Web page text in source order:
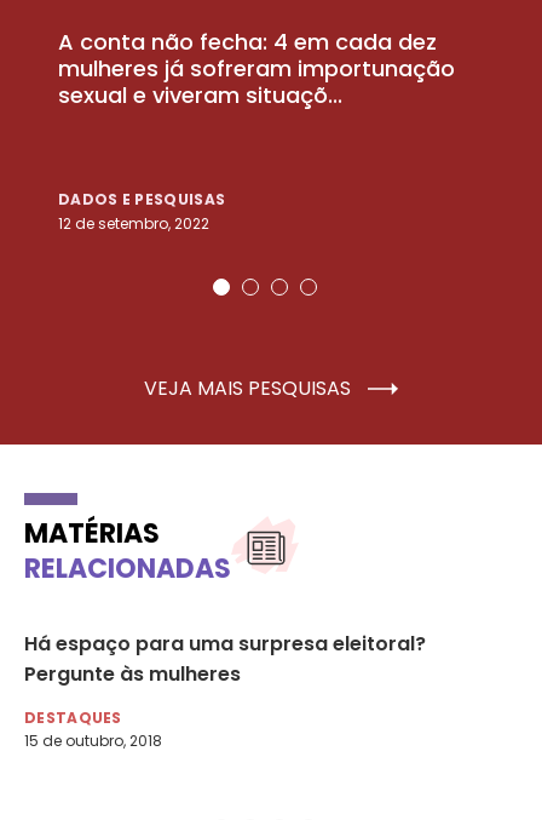
A conta não fecha: 4 em cada dez
mulheres já sofreram importunação
sexual e viveram situaçõ...
DADOS E PESQUISAS
12 de setembro, 2022
VEJA MAIS PESQUISAS
MATÉRIAS
RELACIONADAS
Há espaço para uma surpresa eleitoral?
Pergunte às mulheres
DESTAQUES
15 de outubro, 2018